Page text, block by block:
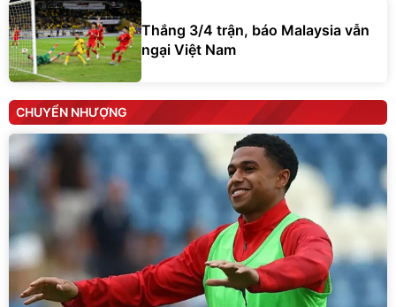
Thắng 3/4 trận, báo Malaysia vẫn
ngại Việt Nam
CHUYỂN NHƯỢNG